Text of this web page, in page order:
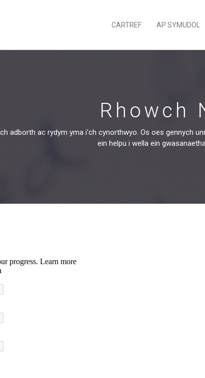
CARTREF AP SYMUDOL
Rhowch
adborth ac rydym yma i'ch cynorthwyo. Os oes gennych
ein helpu i wella ein